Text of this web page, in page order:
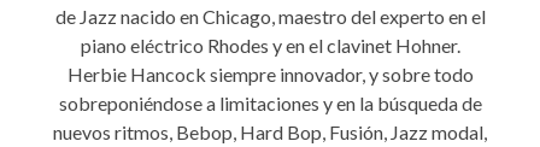
de Jazz nacido en Chicago, maestro del experto en el
piano eléctrico Rhodes y en el clavinet Hohner.
Herbie Hancock siempre innovador, y sobre todo
sobreponiéndose a limitaciones y en la búsqueda de
nuevos ritmos, Bebop, Hard Bop, Fusión, Jazz modal,